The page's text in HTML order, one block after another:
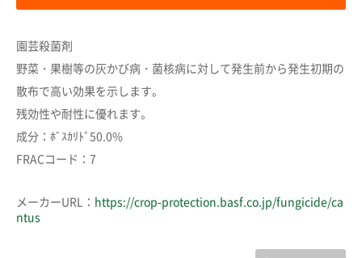
カートへ進む
園芸殺菌剤
野菜・果樹等の灰かび病・菌核病に対して発生前から発生初期の
散布で高い効果を示します。
残効性や耐性に優れます。
成分：ﾎﾞｽｶﾘﾄﾞ50.0%
FRACコード：7
メーカーURL： https://crop-protection.basf.co.jp/fungicide/ca
ntus